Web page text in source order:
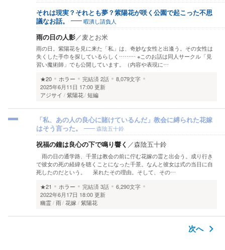
それは現実？それとも夢？紫陽花が咲く公園で起こった不思
議なお話。
暇潰し請負人
雨の日の人影／麦とお米
雨の日。紫陽花を見に来た「私」は、奇妙な女性と出逢う。その女性は
失くした手巾を探しているらしく……… ※このお話は同人サークル「見
習い魔術師」でも公開しています。（内容や表現に…
★20
ホラー 完結済2話
8,079文字
2025年6月11日 17:00 更新
アジサイ
紫陽花 短編
「私、あの人の良心に賭けているんだ」教会に縛られた花嫁
はそう言った。
森陰五十鈴
祝福の鐘は良心の下で鳴り響く ／森陰五十鈴
雨の日の通学路、千景は教会の前に佇む花嫁の霊と出会う。成り行き
で彼女の死の経緯を聴くことになった千景。なんと彼女は式の当日に自
死したのだという。 呆れたその理由。そして、その…
★21
ホラー 完結済3話
6,290文字
2022年6月17日 18:00 更新
幽霊 雨 花嫁 紫陽花
次へ